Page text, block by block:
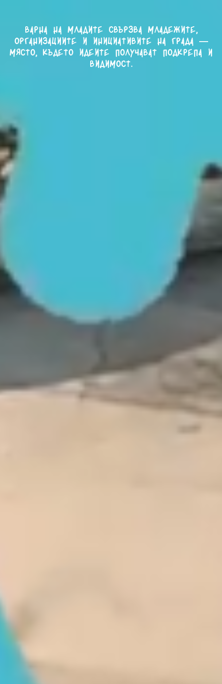
Варна на младите свързва младежите,
организациите и инициативите на града —
място, където идеите получават подкрепа и
видимост.